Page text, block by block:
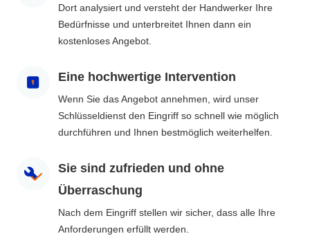
Dort analysiert und versteht der Handwerker Ihre
Bedürfnisse und unterbreitet Ihnen dann ein
kostenloses Angebot.
Eine hochwertige Intervention
Wenn Sie das Angebot annehmen, wird unser
Schlüsseldienst den Eingriff so schnell wie möglich
durchführen und Ihnen bestmöglich weiterhelfen.
Sie sind zufrieden und ohne
Überraschung
Nach dem Eingriff stellen wir sicher, dass alle Ihre
Anforderungen erfüllt werden.